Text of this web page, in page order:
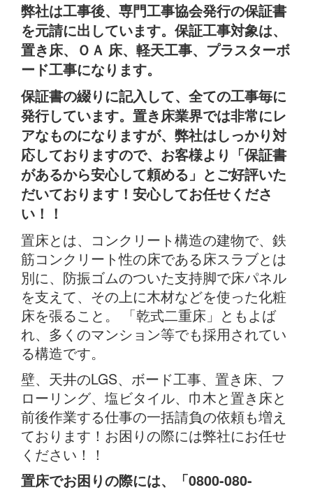
弊社は工事後、専門工事協会発行の保証書
を元請に出しています。保証工事対象は、
置き床、ＯＡ 床、軽天工事、プラスターボ
ード工事になります。
保証書の綴りに記入して、全ての工事毎に
発行しています。置き床業界では非常にレ
アなものになりますが、弊社はしっかり対
応しておりますので、お客様より「保証書
があるから安心して頼める」とご好評いた
だいております！安心してお任せくださ
い！！
置床とは、コンクリート構造の建物で、鉄
筋コンクリート性の床である床スラブとは
別に、防振ゴムのついた支持脚で床パネル
を支えて、その上に木材などを使った化粧
床を張ること。 「乾式二重床」ともよば
れ、多くのマンション等でも採用されてい
る構造です。
壁、天井のLGS、ボード工事、置き床、フ
ローリング、塩ビタイル、巾木と置き床と
前後作業する仕事の一括請負の依頼も増え
ております！お困りの際には弊社にお任せ
ください！！
置床でお困りの際には、「0800-080-